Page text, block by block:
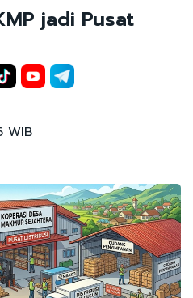
jadi Pusat
WIB